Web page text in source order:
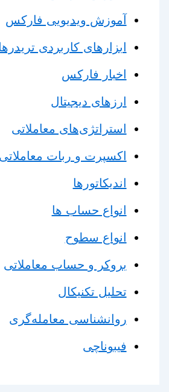
آموزش ویدیویی فارکس
ابزارهای کاربردی تریدرها
اخبار فارکس
ارزهای دیجیتال
استراتژی‌های معاملاتی
اکسپرت و ربات معاملاتی
اندیکاتورها
انواع حساب ها
انواع سطوح
بروکر و حساب معاملاتی
تحلیل تکنیکال
روانشناسی معامله‌گری
فیبوناچی